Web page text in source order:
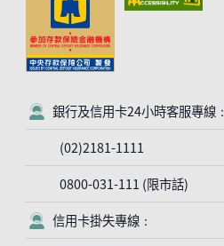
客服符號
銀行及信用卡24小時客服專線：
(02)2181-1111
0800-031-111 (限市話)
客服符號
信用卡掛失專線：